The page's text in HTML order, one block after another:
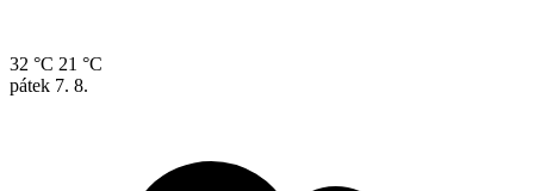
32 °C 21 °C
pátek 7. 8.